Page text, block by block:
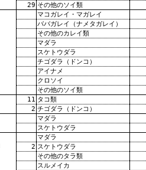
29 その他のソイ類
マコガレイ・マガレイ
ババガレイ（ナメタガレイ）
その他のカレイ類
マダラ
スケトウダラ
チゴダラ（ドンコ）
アイナメ
クロソイ
その他のソイ類
11 タコ類
2 チゴダラ（ドンコ）
マダラ
スケトウダラ
マダラ
2 スケトウダラ
その他のタラ類
スルメイカ